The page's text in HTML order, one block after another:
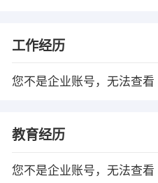
工作经历
您不是企业账号，无法查看
教育经历
您不是企业账号，无法查看